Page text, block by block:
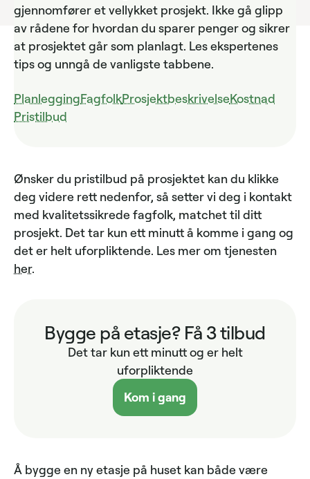
gjennomfører et vellykket prosjekt. Ikke gå glipp
av rådene for hvordan du sparer penger og sikrer
at prosjektet går som planlagt. Les ekspertenes
tips og unngå de vanligste tabbene.
PlanleggingFagfolkProsjektbeskrivelseKostnad
Pristilbud
Ønsker du pristilbud på prosjektet kan du klikke
deg videre rett nedenfor, så setter vi deg i kontakt
med kvalitetssikrede fagfolk, matchet til ditt
prosjekt. Det tar kun ett minutt å komme i gang og
det er helt uforpliktende. Les mer om tjenesten
her.
Bygge på etasje? Få 3 tilbud
Det tar kun ett minutt og er helt
uforpliktende
Kom i gang
Å bygge en ny etasje på huset kan både være